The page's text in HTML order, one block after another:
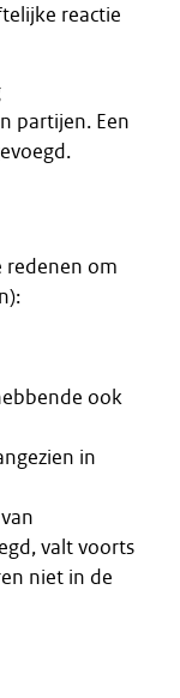
reactie
partijen. Een
redenen om
ook
in
valt voorts
niet in de